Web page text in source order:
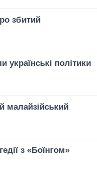
збитий
українські політики
малайзійський
з «Боїнгом»